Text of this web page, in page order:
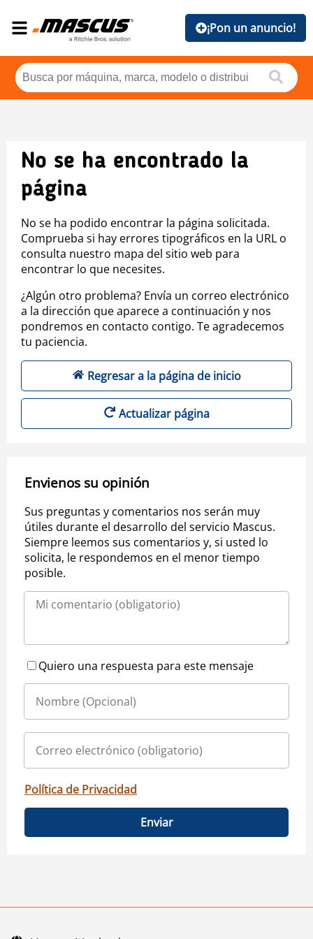
¡Pon un anuncio!
No se ha encontrado la
página
No se ha podido encontrar la página solicitada.
Comprueba si hay errores tipográficos en la URL o
consulta nuestro mapa del sitio web para
encontrar lo que necesites.
¿Algún otro problema? Envía un correo electrónico
a la dirección que aparece a continuación y nos
pondremos en contacto contigo. Te agradecemos
tu paciencia.
Regresar a la página de inicio
Actualizar página
Envienos su opinión
Sus preguntas y comentarios nos serán muy
útiles durante el desarrollo del servicio Mascus.
Siempre leemos sus comentarios y, si usted lo
solicita, le respondemos en el menor tiempo
posible.
Quiero una respuesta para este mensaje
Política de Privacidad
Enviar